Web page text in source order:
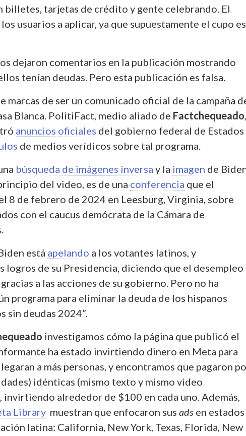
billetes, tarjetas de crédito y gente celebrando. El
usuarios a aplicar, ya que supuestamente el cupo es
dejaron comentarios en la publicación mostrando
tenían deudas. Pero esta publicación es falsa.
marcas de ser un comunicado oficial de la campaña
Blanca. PolitiFact, medio aliado de Factchequeado
anuncios oficiales del gobierno federal de Estados
de medios verídicos sobre tal programa.
búsqueda de imágenes inversa y la imagen de
del video, es de una conferencia que el
8 de febrero de 2024 en Leesburg, Virginia, sobre
con el caucus demócrata de la Cámara de
está apelando a los votantes latinos, y
logros de su Presidencia, diciendo que el desempleo
a las acciones de su gobierno. Pero no ha
programa para eliminar la deuda de los hispanos
sin deudas 2024”.
investigamos cómo la página que publicó el
ha estado invirtiendo dinero en Meta para
a más personas, y encontramos que pagaron
idénticas (mismo texto y mismo video
alrededor de $100 en cada uno. Además,
Library muestran que enfocaron sus ads en estados
latina: California, New York, Texas, Florida, New